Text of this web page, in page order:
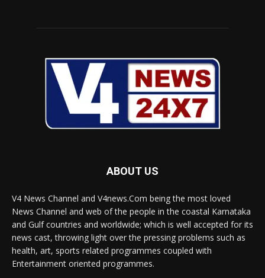
ABOUT US
V4 News Channel and V4news.Com being the most loved
News Channel and web of the people in the coastal Karnataka
and Gulf countries and worldwide; which is well accepted for its
news cast, throwing light over the pressing problems such as
health, art, sports related programmes coupled with
Entertainment oriented programmes.